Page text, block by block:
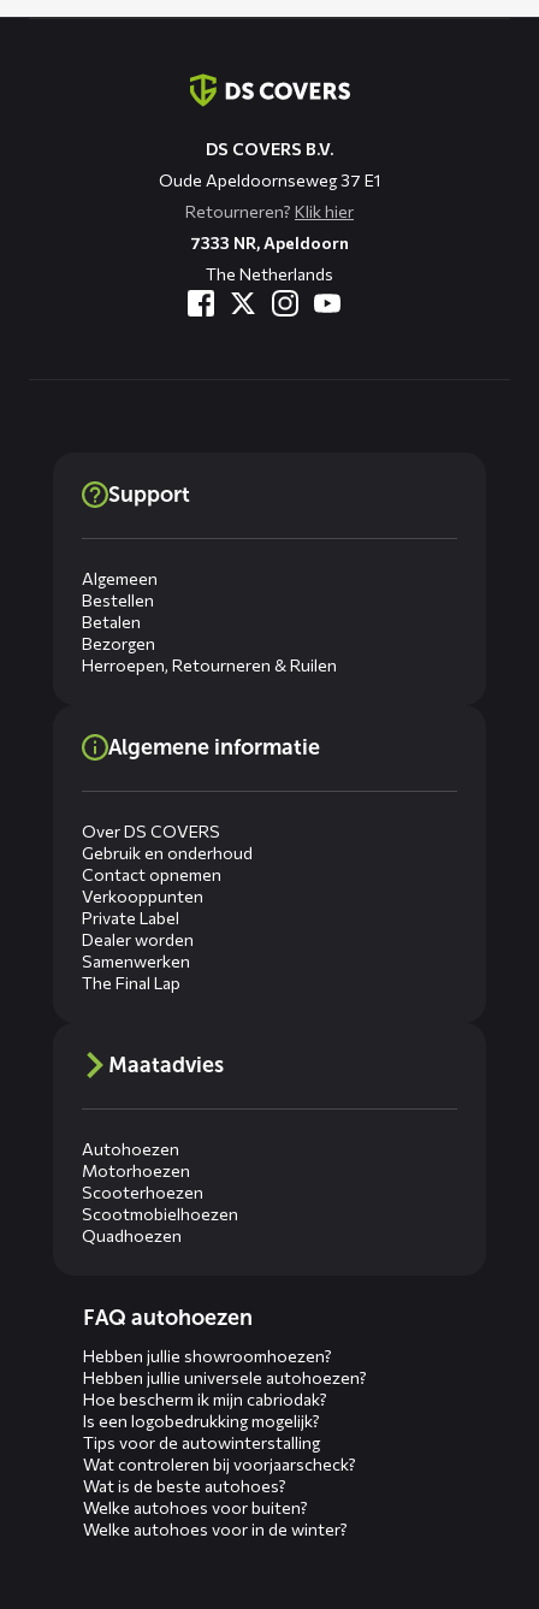
DS COVERS B.V.
Oude Apeldoornseweg 37 E1
Retourneren? Klik hier
7333 NR, Apeldoorn
The Netherlands
Support
Algemeen
Bestellen
Betalen
Bezorgen
Herroepen, Retourneren & Ruilen
Algemene informatie
Over DS COVERS
Gebruik en onderhoud
Contact opnemen
Verkooppunten
Private Label
Dealer worden
Samenwerken
The Final Lap
Maatadvies
Autohoezen
Motorhoezen
Scooterhoezen
Scootmobielhoezen
Quadhoezen
menusFAQ autohoezen
Hebben jullie showroomhoezen?
Hebben jullie universele autohoezen?
Hoe bescherm ik mijn cabriodak?
Is een logobedrukking mogelijk?
Tips voor de autowinterstalling
Wat controleren bij voorjaarscheck?
Wat is de beste autohoes?
Welke autohoes voor buiten?
Welke autohoes voor in de winter?